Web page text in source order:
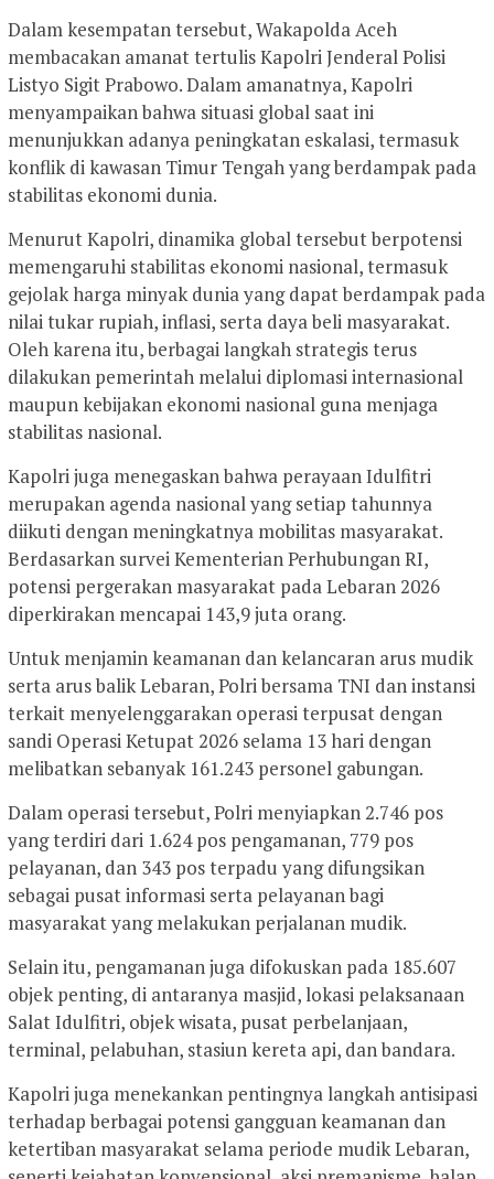
Dalam kesempatan tersebut, Wakapolda Aceh
membacakan amanat tertulis Kapolri Jenderal Polisi
Listyo Sigit Prabowo. Dalam amanatnya, Kapolri
menyampaikan bahwa situasi global saat ini
menunjukkan adanya peningkatan eskalasi, termasuk
konflik di kawasan Timur Tengah yang berdampak pada
stabilitas ekonomi dunia.
Menurut Kapolri, dinamika global tersebut berpotensi
memengaruhi stabilitas ekonomi nasional, termasuk
gejolak harga minyak dunia yang dapat berdampak pada
nilai tukar rupiah, inflasi, serta daya beli masyarakat.
Oleh karena itu, berbagai langkah strategis terus
dilakukan pemerintah melalui diplomasi internasional
maupun kebijakan ekonomi nasional guna menjaga
stabilitas nasional.
Kapolri juga menegaskan bahwa perayaan Idulfitri
merupakan agenda nasional yang setiap tahunnya
diikuti dengan meningkatnya mobilitas masyarakat.
Berdasarkan survei Kementerian Perhubungan RI,
potensi pergerakan masyarakat pada Lebaran 2026
diperkirakan mencapai 143,9 juta orang.
Untuk menjamin keamanan dan kelancaran arus mudik
serta arus balik Lebaran, Polri bersama TNI dan instansi
terkait menyelenggarakan operasi terpusat dengan
sandi Operasi Ketupat 2026 selama 13 hari dengan
melibatkan sebanyak 161.243 personel gabungan.
Dalam operasi tersebut, Polri menyiapkan 2.746 pos
yang terdiri dari 1.624 pos pengamanan, 779 pos
pelayanan, dan 343 pos terpadu yang difungsikan
sebagai pusat informasi serta pelayanan bagi
masyarakat yang melakukan perjalanan mudik.
Selain itu, pengamanan juga difokuskan pada 185.607
objek penting, di antaranya masjid, lokasi pelaksanaan
Salat Idulfitri, objek wisata, pusat perbelanjaan,
terminal, pelabuhan, stasiun kereta api, dan bandara.
Kapolri juga menekankan pentingnya langkah antisipasi
terhadap berbagai potensi gangguan keamanan dan
ketertiban masyarakat selama periode mudik Lebaran,